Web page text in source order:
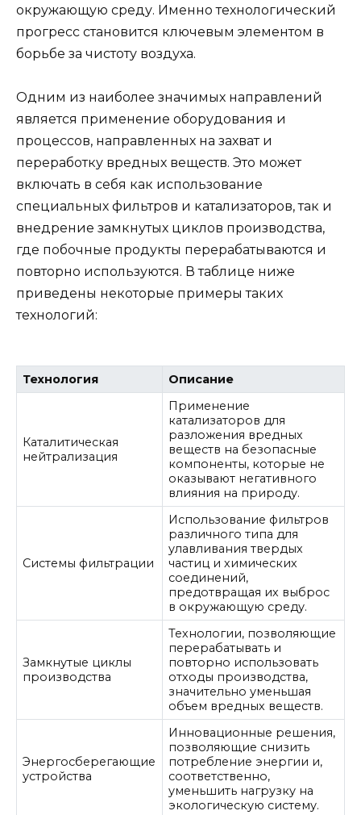
окружающую среду. Именно технологический
прогресс становится ключевым элементом в
борьбе за чистоту воздуха.
Одним из наиболее значимых направлений
является применение оборудования и
процессов, направленных на захват и
переработку вредных веществ. Это может
включать в себя как использование
специальных фильтров и катализаторов, так и
внедрение замкнутых циклов производства,
где побочные продукты перерабатываются и
повторно используются. В таблице ниже
приведены некоторые примеры таких
технологий:
Технология Описание
Каталитическая
нейтрализация
Применение
катализаторов для
разложения вредных
веществ на безопасные
компоненты, которые не
оказывают негативного
влияния на природу.
Системы фильтрации
Использование фильтров
различного типа для
улавливания твердых
частиц и химических
соединений,
предотвращая их выброс
в окружающую среду.
Замкнутые циклы
производства
Технологии, позволяющие
перерабатывать и
повторно использовать
отходы производства,
значительно уменьшая
объем вредных веществ.
Энергосберегающие
устройства
Инновационные решения,
позволяющие снизить
потребление энергии и,
соответственно,
уменьшить нагрузку на
экологическую систему.